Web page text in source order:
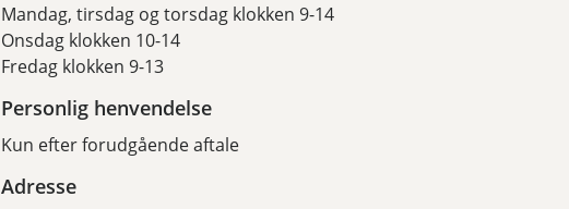
Mandag, tirsdag og torsdag klokken 9-14
Onsdag klokken 10-14
Fredag klokken 9-13
Personlig henvendelse
Kun efter forudgående aftale
Adresse